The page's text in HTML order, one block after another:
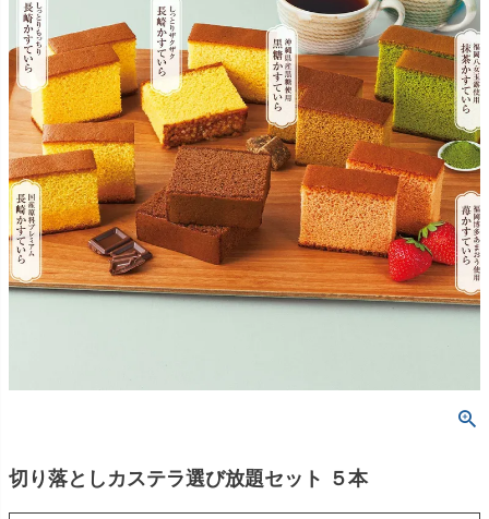
切り落としカステラ選び放題セット ５本